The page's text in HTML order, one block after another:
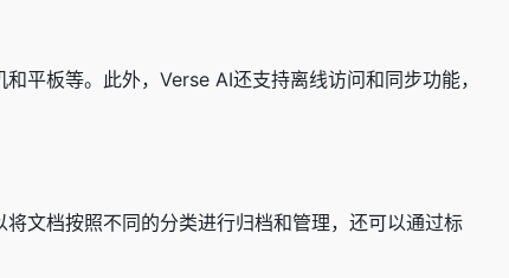
平板等。此外，Verse AI还支持离线访问和同步功能，
文档按照不同的分类进行归档和管理，还可以通过标